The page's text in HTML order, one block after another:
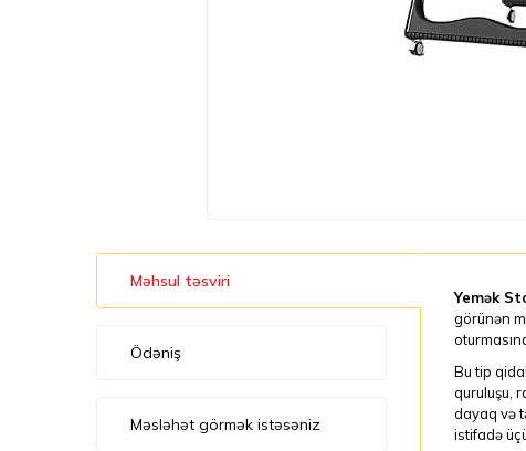
Məhsul təsviri
Ödəniş
Məsləhət görmək istəsəniz
Yemək
görünən
Bu tip
quruluşu,
dayaq və
istifadə